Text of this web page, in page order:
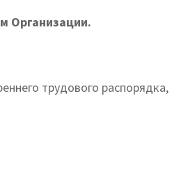
Организации.
трудового